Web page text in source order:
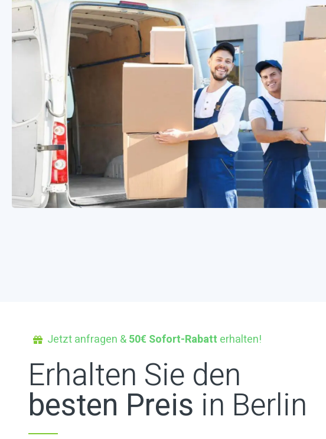
Jetzt anfragen &50€ Sofort-Rabatt erhalten!
Erhalten Sie den
besten Preis in Berlin